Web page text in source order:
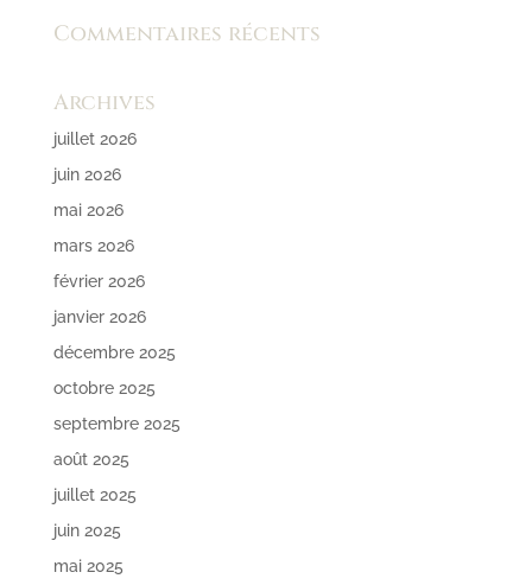
Commentaires récents
Archives
juillet 2026
juin 2026
mai 2026
mars 2026
février 2026
janvier 2026
décembre 2025
octobre 2025
septembre 2025
août 2025
juillet 2025
juin 2025
mai 2025